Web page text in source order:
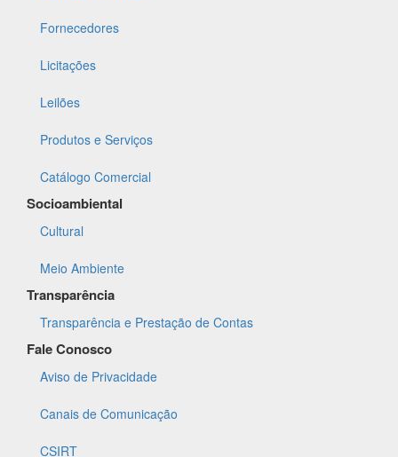
Fornecedores
Licitações
Leilões
Produtos e Serviços
Catálogo Comercial
Socioambiental
Cultural
Meio Ambiente
Transparência
Transparência e Prestação de Contas
Fale Conosco
Aviso de Privacidade
Canais de Comunicação
CSIRT